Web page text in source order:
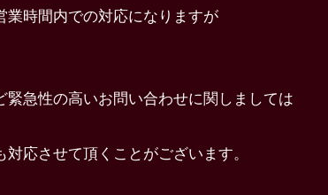
業時間内での対応になりますが
急性の高いお問い合わせに関しましては
応させて頂くことがございます。